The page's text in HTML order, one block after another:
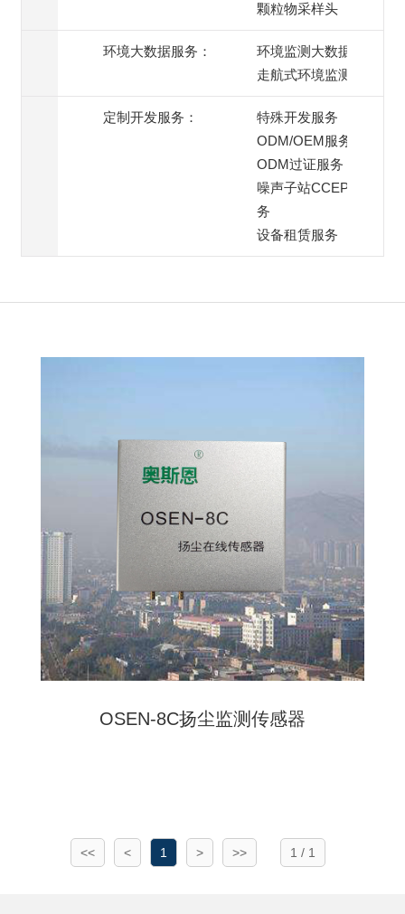
颗粒物采样头
环境大数据服务：
环境监测大数据服务
走航式环境监测服务
定制开发服务：
特殊开发服务
ODM/OEM服务
ODM过证服务
噪声子站CCEP过证服
务
设备租赁服务
OSEN-8C扬尘监测传感器
1 / 1
<< < 1 > >>